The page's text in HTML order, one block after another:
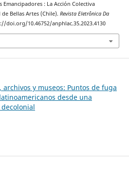
Emancipadores : La Acción Colectiva
Bellas Artes (Chile). Revista Eletrônica Da
doi.org/10.46752/anphlac.35.2023.4130
archivos y museos: Puntos de fuga
desde una